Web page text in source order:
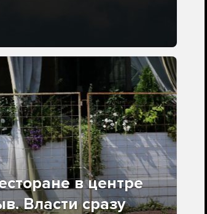
в центре
Власти сразу